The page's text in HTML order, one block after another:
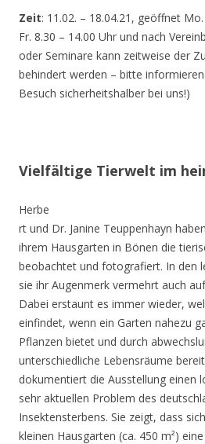
Zeit: 11.02. – 18.04.21, geöffnet
Fr. 8.30 – 14.00 Uhr und nach
oder Seminare kann zeitweise der
behindert werden – bitte
Besuch sicherheitshalber bei uns!)
Vielfältige Tierwelt im
Herbe
rt und Dr. Janine Teuppenhayn
ihrem Hausgarten in Bönen die
beobachtet und fotografiert. In den
sie ihr Augenmerk vermehrt auch
Dabei erstaunt es immer wieder,
einfindet, wenn ein Garten nahezu
Pflanzen bietet und durch
unterschiedliche Lebensräume
dokumentiert die Ausstellung einen
sehr aktuellen Problem des
Insektensterbens. Sie zeigt, dass
kleinen Hausgarten (ca. 450 m²)